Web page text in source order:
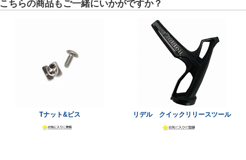
こちらの商品もご一緒にいかがですか？
Tナット&ビス リデル クイックリリースツール